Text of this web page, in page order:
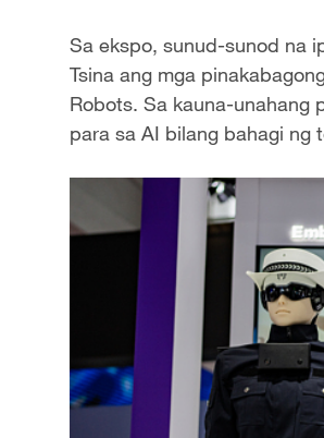
Sa ekspo, sunud-sunod na
Tsina ang mga
Robots. Sa kauna-unahang
para sa AI bilang bahagi ng